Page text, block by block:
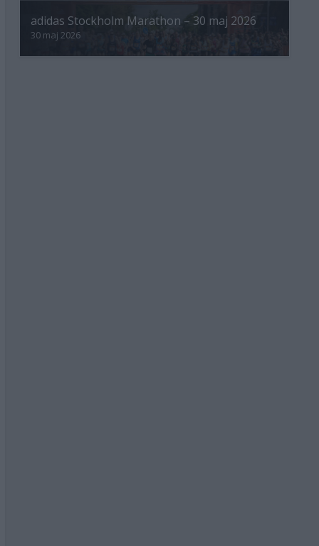
adidas Stockholm Marathon – 30 maj 2026
30 maj 2026